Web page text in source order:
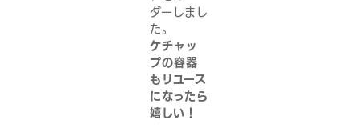
ダーしまし
た。
ケチャッ
プの容器
もリユース
になったら
嬉しい！